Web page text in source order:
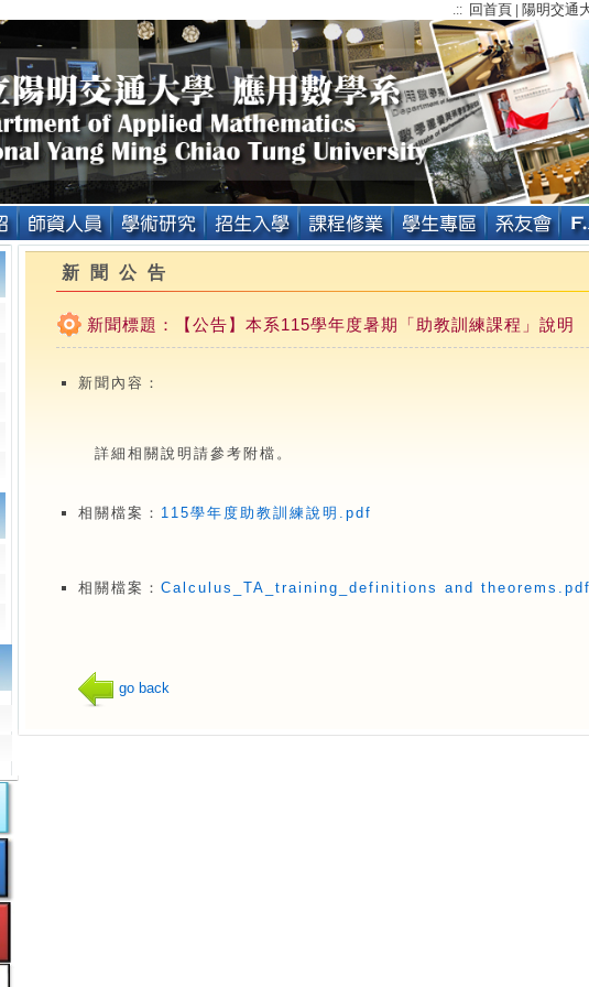
.:: 回首頁 陽明交通
新聞公告
新聞標題：【公告】本系115學年度暑期「助教訓練課程」說
新聞內容：
詳細相關說明請參考附檔。
相關檔案： 115學年度助教訓練說明.pdf
相關檔案： Calculus_TA_training_definitions and
go back